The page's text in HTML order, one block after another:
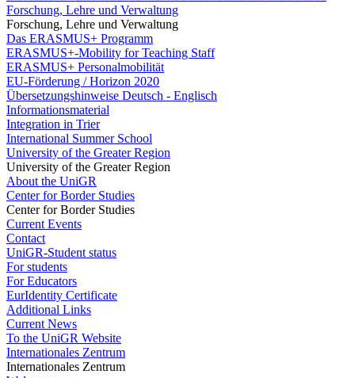
Forschung, Lehre und Verwaltung
Forschung, Lehre und Verwaltung
Das ERASMUS+ Programm
ERASMUS+-Mobility for Teaching Staff
ERASMUS+ Personalmobilität
EU-Förderung / Horizon 2020
Übersetzungshinweise Deutsch - Englisch
Informationsmaterial
Integration in Trier
International Summer School
University of the Greater Region
University of the Greater Region
About the UniGR
Center for Border Studies
Center for Border Studies
Current Events
Contact
UniGR-Student status
For students
For Educators
EurIdentity Certificate
Additional Links
Current News
To the UniGR Website
Internationales Zentrum
Internationales Zentrum